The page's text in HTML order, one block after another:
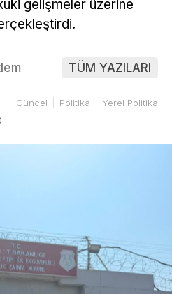
gelişmeler üzerine
TÜM YAZILARI
Güncel Politika Yerel Politika